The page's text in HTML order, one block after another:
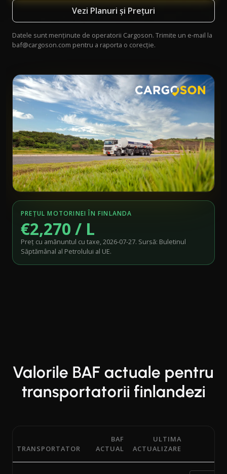
Vezi Planuri și Prețuri
Datele sunt menținute de operatorii Cargoson. Trimite un e-mail la
baf@cargoson.com pentru a raporta o corecție.
PREȚUL MOTORINEI ÎN FINLANDA
€2,270 / L
Preț cu amănuntul cu taxe, 2026-07-27. Sursă: Buletinul
Săptămânal al Petrolului al UE.
Valorile BAF actuale pentru
transportatorii finlandezi
Procentele actuale ale Factorului de Ajustare a
TRANSPORTATOR
BAF
ACTUAL
ULTIMA
ACTUALIZARE